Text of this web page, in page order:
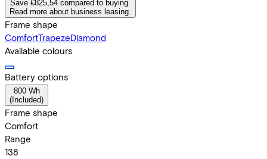
Save €825,54 compared to buying.
Read more about business leasing.
Frame shape
ComfortTrapezeDiamond
Available colours
Battery options
800 Wh
( Included)
Frame shape
Comfort
Range
138